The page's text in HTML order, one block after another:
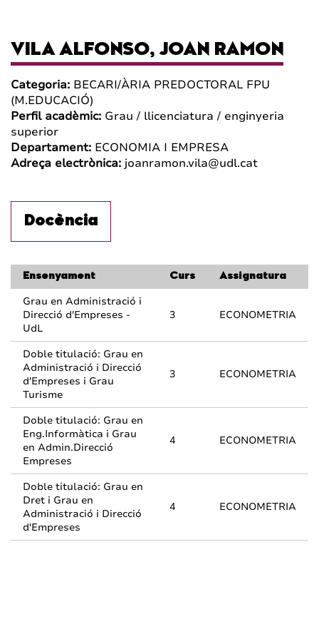
VILA ALFONSO, JOAN RAMON
Categoria: BECARI/ÀRIA PREDOCTORAL FPU
(M.EDUCACIÓ)
Perfil acadèmic: Grau / llicenciatura / enginyeria
superior
Departament: ECONOMIA I EMPRESA
Adreça electrònica: joanramon.vila@udl.cat
Docència
Ensenyament Curs Assignatura
Grau en Administració i
Direcció d'Empreses -
UdL
3 ECONOMETRIA
Doble titulació: Grau en
Administració i Direcció
d'Empreses i Grau
Turisme
3 ECONOMETRIA
Doble titulació: Grau en
Eng.Informàtica i Grau
en Admin.Direcció
Empreses
4 ECONOMETRIA
Doble titulació: Grau en
Dret i Grau en
Administració i Direcció
d'Empreses
4 ECONOMETRIA